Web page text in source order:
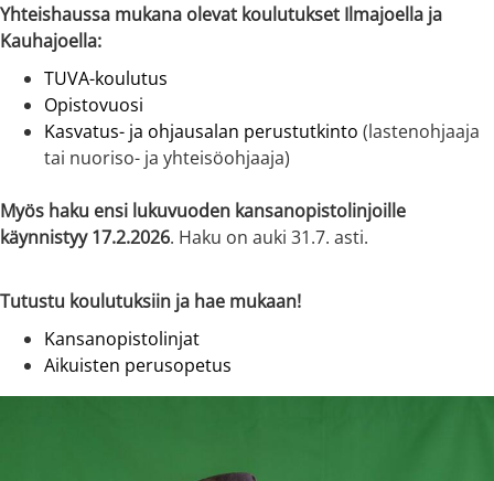
Yhteishaussa mukana olevat koulutukset Ilmajoella ja
Kauhajoella:
TUVA-koulutus
Opistovuosi
Kasvatus- ja ohjausalan perustutkinto (lastenohjaaja
tai nuoriso- ja yhteisöohjaaja)
Myös haku ensi lukuvuoden kansanopistolinjoille
käynnistyy 17.2.2026. Haku on auki 31.7. asti.
Tutustu koulutuksiin ja hae mukaan!
Kansanopistolinjat
Aikuisten perusopetus